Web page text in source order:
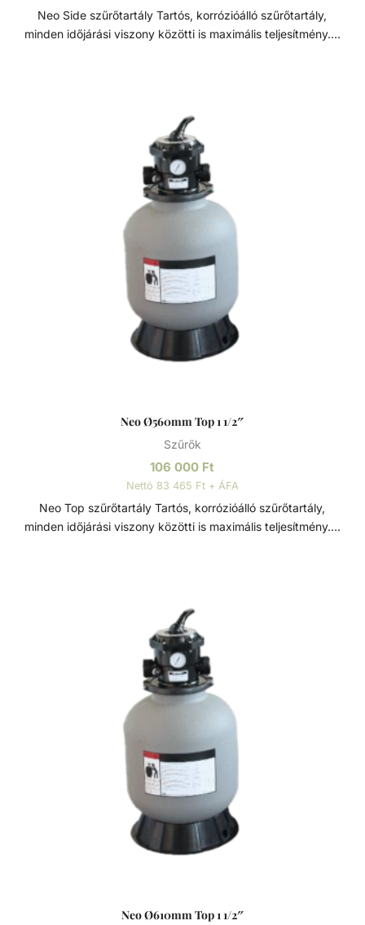
Neo Side szűrőtartály Tartós, korrózióálló szűrőtartály,
minden időjárási viszony közötti is maximális teljesítmény. 7
eloszlását a homokágy tetején; ami sima, szabadon áramló
teljesítményt biztosít. Precíziósan megtervezett öntisztító
oldalsó csatornák a kiegyensúlyozott áramlás és
visszamosás, valamint a könnyű szervizelhetőség
folyamatos vízforgatással és szűréssel tudjuk fenn tartani.
Az álló vízben, melyet süt a nap, könnyedén
elszaporodhatnak az algák és más szennyeződések,
melyek nem csak a látványt rontják, de a fürdőzők
egészségére is veszélyesek lehetnek. A szűrőtartály a
vízforgató készülék segítségével az egészen finom
szennyeződéseket is kiszűrhetik a vízből, amelyek így
fennakadnak a szűrőközegen.
Neo Ø560mm Top 1 1/2″
Szűrők
106 000 Ft
Nettó 83 465 Ft + ÁFA
Neo Top szűrőtartály Tartós, korrózióálló szűrőtartály,
minden időjárási viszony közötti is maximális teljesítmény. 7
eloszlását a homokágy tetején; ami sima, szabadon áramló
teljesítményt biztosít. Precíziósan megtervezett öntisztító
oldalsó csatornák a kiegyensúlyozott áramlás és
visszamosás, valamint a könnyű szervizelhetőség
folyamatos vízforgatással és szűréssel tudjuk fenn tartani.
Az álló vízben, melyet süt a nap, könnyedén
elszaporodhatnak az algák és más szennyeződések,
melyek nem csak a látványt rontják, de a fürdőzők
egészségére is veszélyesek lehetnek. A szűrőtartály a
vízforgató készülék segítségével az egészen finom
szennyeződéseket is kiszűrhetik a vízből, amelyek így
fennakadnak a szűrőközegen.
Neo Ø610mm Top 1 1/2″